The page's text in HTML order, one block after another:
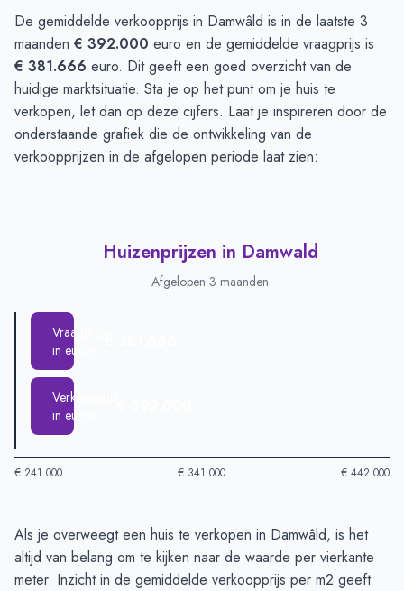
De gemiddelde verkoopprijs in Damwâld is in de laatste 3
maanden € 392.000 euro en de gemiddelde vraagprijs is
€ 381.666 euro. Dit geeft een goed overzicht van de
huidige marktsituatie. Sta je op het punt om je huis te
verkopen, let dan op deze cijfers. Laat je inspireren door de
onderstaande grafiek die de ontwikkeling van de
verkoopprijzen in de afgelopen periode laat zien:
Huizenprijzen in Damwald
Afgelopen 3 maanden
Vraagprijs
in euro's
Verkoopprijs
in euro's
€ 241.000 € 341.000 € 442.000
Huizenprijzen in Damwald-Afgelopen 3 maanden
Type
Bedrag
Vraagprijs in euro's
€ 381.666
Als je overweegt een huis te verkopen in Damwâld, is het
altijd van belang om te kijken naar de waarde per vierkante
meter. Inzicht in de gemiddelde verkoopprijs per m2 geeft